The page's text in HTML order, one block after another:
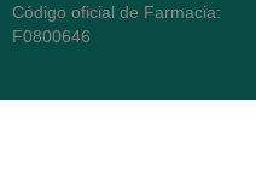
Código oficial de Farmacia:
F0800646